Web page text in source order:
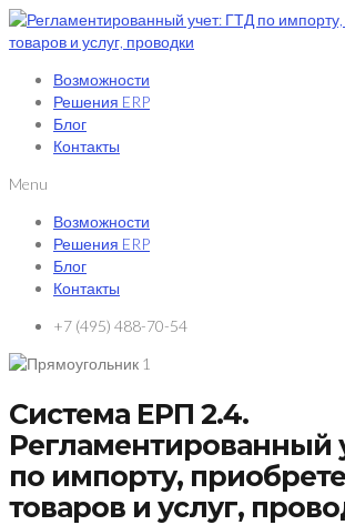
Возможности
Решения ERP
Блог
Контакты
Menu
Возможности
Решения ERP
Блог
Контакты
+7 (495) 488-70-54
Система ЕРП 2.4.
Регламентированный
по импорту,
товаров и услуг,